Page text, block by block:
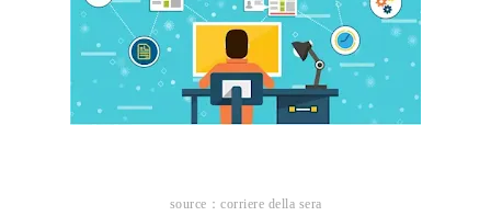
source：corriere della sera